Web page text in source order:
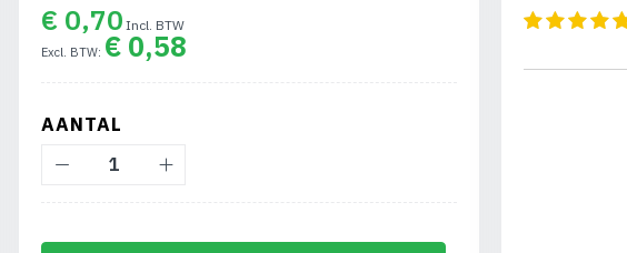
€ 0,70
€ 0,58
AANTAL